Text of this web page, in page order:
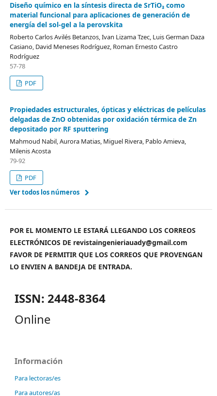
Diseño químico en la síntesis directa de SrTiO₃ como
material funcional para aplicaciones de generación de
energía del sol-gel a la perovskita
Roberto Carlos Avilés Betanzos, Ivan Lizama Tzec, Luis German Daza
Casiano, David Meneses Rodríguez, Roman Ernesto Castro
Rodríguez
57-78
PDF
Propiedades estructurales, ópticas y eléctricas de películas
delgadas de ZnO obtenidas por oxidación térmica de Zn
depositado por RF sputtering
Mahmoud Nabil, Aurora Matias, Miguel Rivera, Pablo Amieva,
Milenis Acosta
79-92
PDF
Ver todos los números
POR EL MOMENTO LE ESTARÁ LLEGANDO LOS CORREOS
ELECTRÓNICOS DE revistaingenieriauady@gmail.com
FAVOR DE PERMITIR QUE LOS CORREOS QUE PROVENGAN
LO ENVIEN A BANDEJA DE ENTRADA.
ISSN: 2448-8364
Online
Información
Para lectoras/es
Para autores/as